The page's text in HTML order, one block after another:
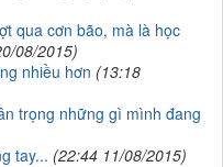
qua cơn bão, mà là học
08/2015)
nhiều hơn (13:18
trọng những gì mình đang
tay... (22:44 11/08/2015)